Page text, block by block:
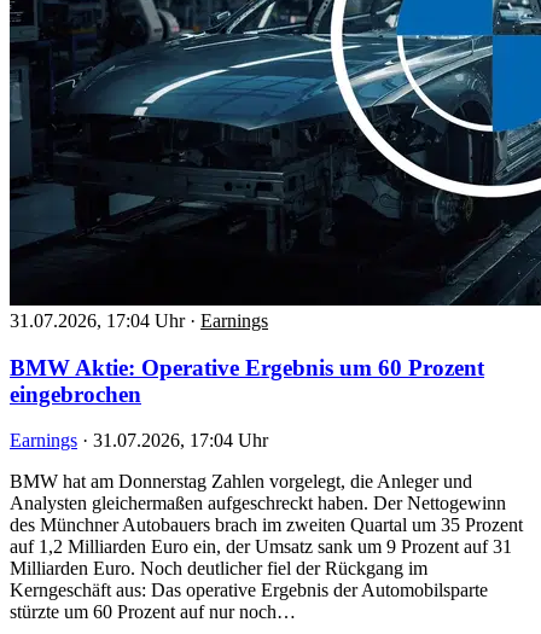
31.07.2026, 17:04 Uhr · Earnings
BMW Aktie: Operative Ergebnis um 60 Prozent
eingebrochen
Earnings · 31.07.2026, 17:04 Uhr
BMW hat am Donnerstag Zahlen vorgelegt, die Anleger und
Analysten gleichermaßen aufgeschreckt haben. Der Nettogewinn
des Münchner Autobauers brach im zweiten Quartal um 35 Prozent
auf 1,2 Milliarden Euro ein, der Umsatz sank um 9 Prozent auf 31
Milliarden Euro. Noch deutlicher fiel der Rückgang im
Kerngeschäft aus: Das operative Ergebnis der Automobilsparte
stürzte um 60 Prozent auf nur noch…